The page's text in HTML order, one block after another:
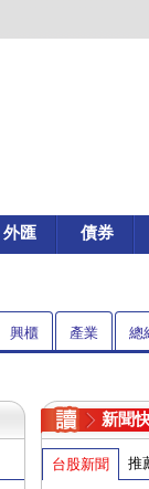
外匯 債券
興櫃 產業 總
新聞
台股新聞 推